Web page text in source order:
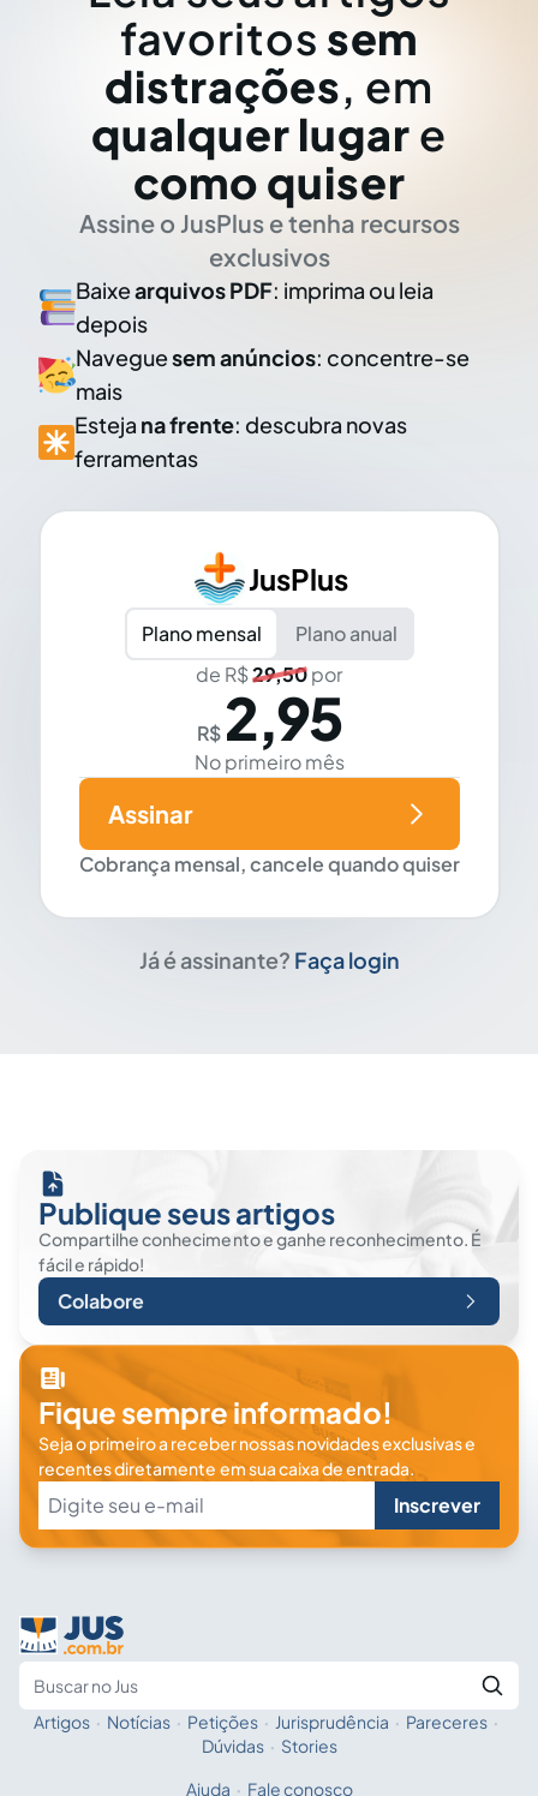
favoritos sem
distrações, em
qualquer lugar e
como quiser
Assine o JusPlus e tenha recursos
exclusivos
Baixearquivos PDF: imprima ou leia
depois
Naveguesem anúncios: concentre-se
mais
Esteja na frente: descubra novas
ferramentas
JusPlus
Plano mensal
Plano anual
de R$29,50por
R$ 2,95
No primeiro mês
Cobrança mensal, cancele quando quiser
Assinar
Já é assinante? Faça login
Publique seus artigos
Compartilhe conhecimento e ganhe reconhecimento. É
fácil e rápido!
Colabore
Fique sempre informado!
Seja o primeiro a receber nossas novidades exclusivas e
recentes diretamente em sua caixa de entrada.
Inscrever
Fale com a IA
Artigos · Notícias · Petições · Jurisprudência · Pareceres ·
Dúvidas · Stories
Ajuda · Fale conosco